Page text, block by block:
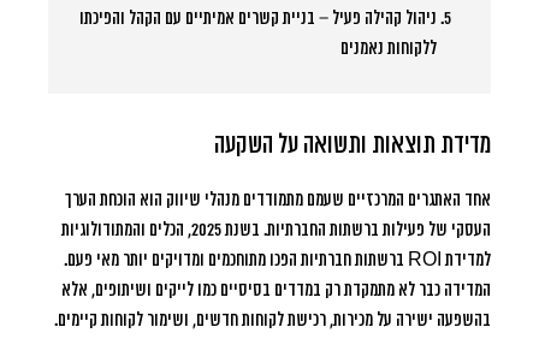
ניהול קהילה פעיל – בניית קשרים אמיתיים עם הקהל והפיכתו
ללקוחות נאמנים
מדידת תוצאות ותשואה על השקעה
אחד האתגרים המרכזיים שעמם מתמודדים מנהלי שיווק הוא הוכחת הערך
העסקי של פעילות ברשתות החברתיות. בשנת 2025, הכלים והמתודולוגיות
למדידת ROI ברשתות חברתיות הפכו מתוחכמים ומדויקים יותר מאי פעם.
המדידה כבר לא מתמקדת רק במדדים בסיסיים כמו לייקים ושיתופים, אלא
בהשפעה ישירה על מכירות, רכישת לקוחות חדשים, ושימור לקוחות קיימים.